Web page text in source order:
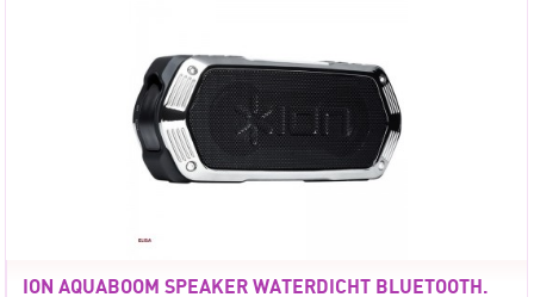
ION AQUABOOM SPEAKER WATERDICHT BLUETOOTH.